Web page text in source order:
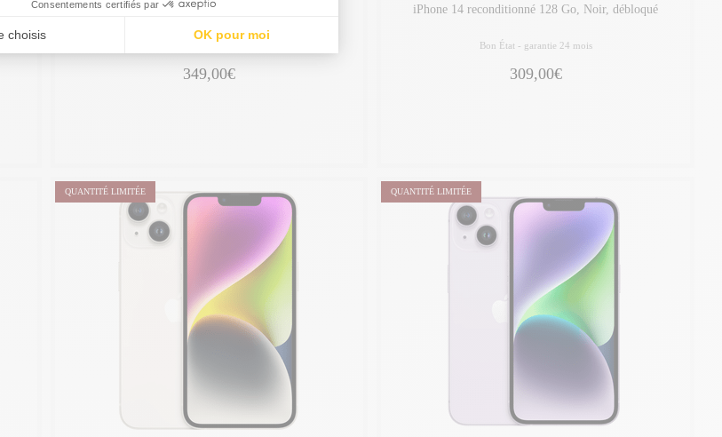
iPhone 14 reconditionné 128 Go, Bleu, débloqué
garantie 24 mois
349,00€
iPhone 14 reconditionné 128 Go, Noir, débloqué
Bon État - garantie 24 mois
309,00€
QUANTITÉ LIMITÉE QUANTITÉ LIMITÉE